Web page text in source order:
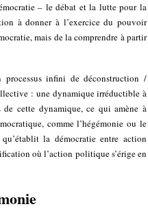
– le débat et la lutte pour la
à donner à l’exercice du pouvoir
mais de la comprendre à partir
processus infini de déconstruction /
: une dynamique irréductible à
cette dynamique, ce qui amène à
comme l’hégémonie ou le
la démocratie entre action
où l’action politique s’érige en